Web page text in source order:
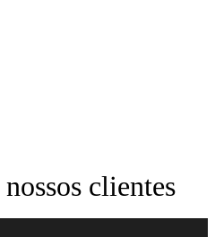
clientes